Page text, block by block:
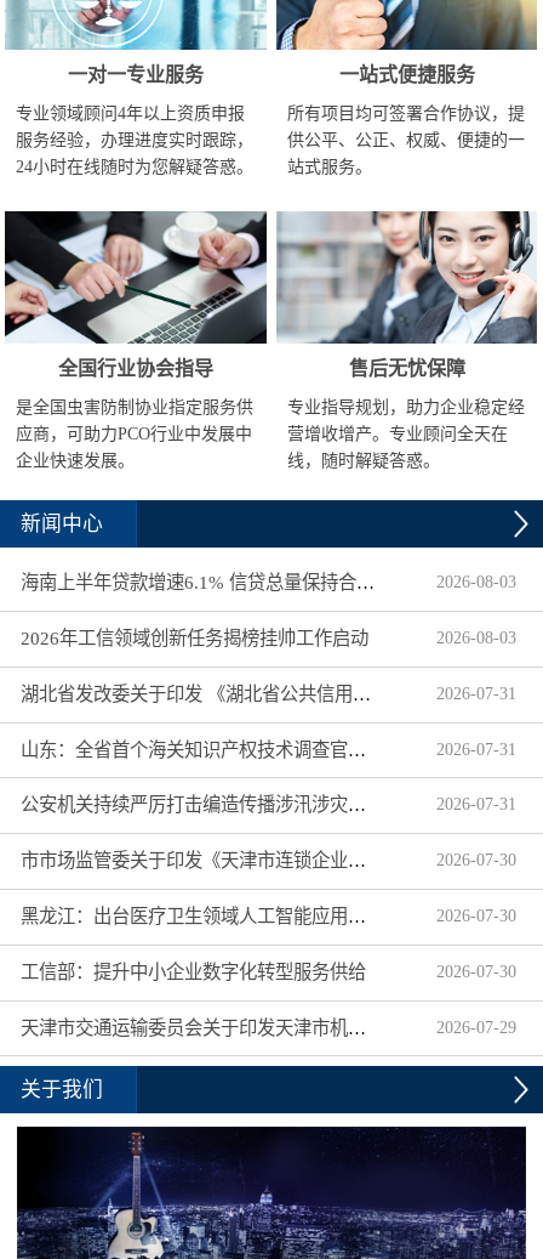
一对一专业服务
专业领域顾问4年以上资质申报
服务经验，办理进度实时跟踪，
24小时在线随时为您解疑答惑。
一站式便捷服务
所有项目均可签署合作协议，提
供公平、公正、权威、便捷的一
站式服务。
全国行业协会指导
是全国虫害防制协业指定服务供
应商，可助力PCO行业中发展中
企业快速发展。
售后无忧保障
专业指导规划，助力企业稳定经
营增收增产。专业顾问全天在
线，随时解疑答惑。
新闻中心
海南上半年贷款增速6.1% 信贷总量保持合理平稳增长 2026-08-03
2026年工信领域创新任务揭榜挂帅工作启动 2026-08-03
湖北省发改委关于印发 《湖北省公共信用信息目录（2026年版）》的通知 2026-07-31
山东：全省首个海关知识产权技术调查官制度落地济南自贸片区 2026-07-31
公安机关持续严厉打击编造传播涉汛涉灾网络谣言 2026-07-31
市市场监管委关于印发《天津市连锁企业食品经营许可“先证后核”信用承诺审批实施办法》的通知 2026-07-30
黑龙江：出台医疗卫生领域人工智能应用工作实施方案 2026-07-30
工信部：提升中小企业数字化转型服务供给 2026-07-30
天津市交通运输委员会关于印发天津市机动车驾驶员培训机构及教练员综合信用评价管理办法的通知 2026-07-29
关于我们